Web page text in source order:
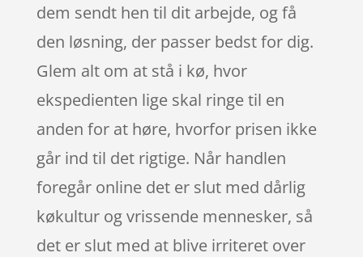
dem sendt hen til dit arbejde, og få
den løsning, der passer bedst for dig.
Glem alt om at stå i kø, hvor
ekspedienten lige skal ringe til en
anden for at høre, hvorfor prisen ikke
går ind til det rigtige. Når handlen
foregår online det er slut med dårlig
køkultur og vrissende mennesker, så
det er slut med at blive irriteret over